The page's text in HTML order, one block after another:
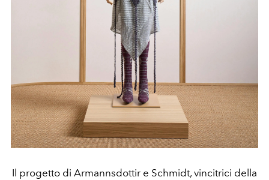
Il progetto di Armannsdottir e Schmidt, vincitrici della